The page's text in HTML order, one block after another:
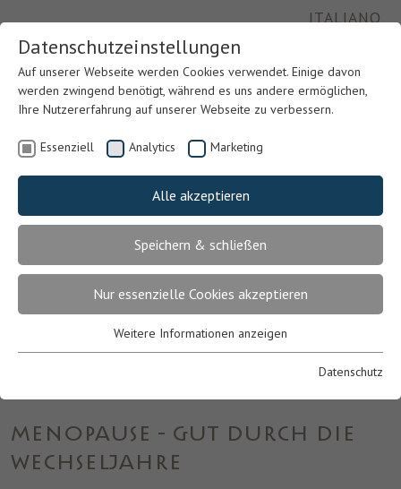
ITALIANO
Previous
MENOPAUSE - GUT DURCH DIE
WECHSELJAHRE
Datenschutzeinstellungen
Auf unserer Webseite werden Cookies verwendet. Einige davon
werden zwingend benötigt, während es uns andere ermöglichen,
Ihre Nutzererfahrung auf unserer Webseite zu verbessern.
Essenziell Analytics Marketing
Alle akzeptieren
Speichern & schließen
Nur essenzielle Cookies akzeptieren
Essenzielle Cookies werden für grundlegende Funktionen der
einwandfrei funktioniert.
Name cookie_optin
Cookie-Informationen anzeigen
Weitere Informationen anzeigen
Datenschutz